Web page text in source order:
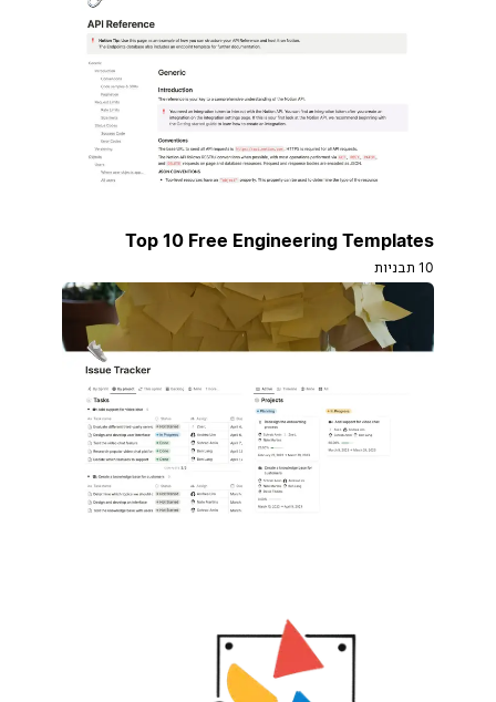
Top 10 Free Engineering Templates